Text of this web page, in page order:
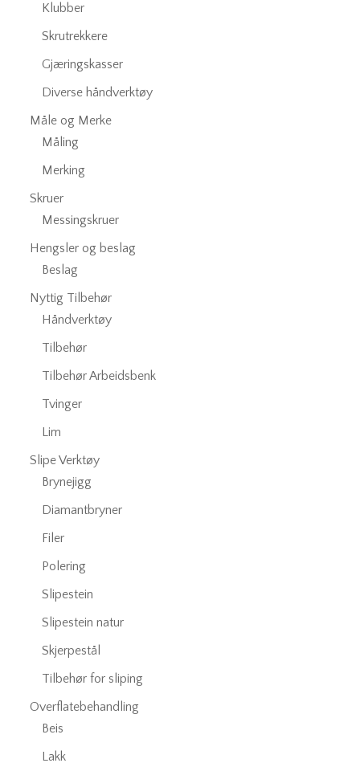
Klubber
Skrutrekkere
Gjæringskasser
Diverse håndverktøy
Måle og Merke
Måling
Merking
Skruer
Messingskruer
Hengsler og beslag
Beslag
Nyttig Tilbehør
Håndverktøy
Tilbehør
Tilbehør Arbeidsbenk
Tvinger
Lim
Slipe Verktøy
Brynejigg
Diamantbryner
Filer
Polering
Slipestein
Slipestein natur
Skjerpestål
Tilbehør for sliping
Overflatebehandling
Beis
Lakk